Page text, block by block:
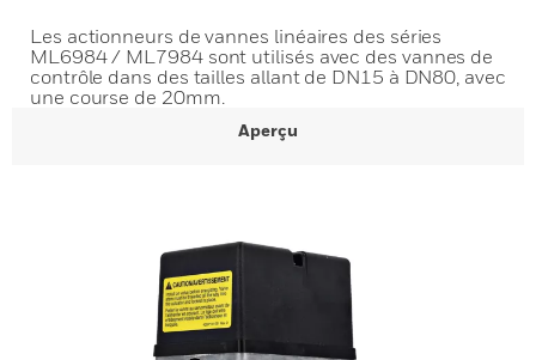
Les actionneurs de vannes linéaires des séries
ML6984 / ML7984 sont utilisés avec des vannes de
contrôle dans des tailles allant de DN15 à DN80, avec
une course de 20mm.
Aperçu